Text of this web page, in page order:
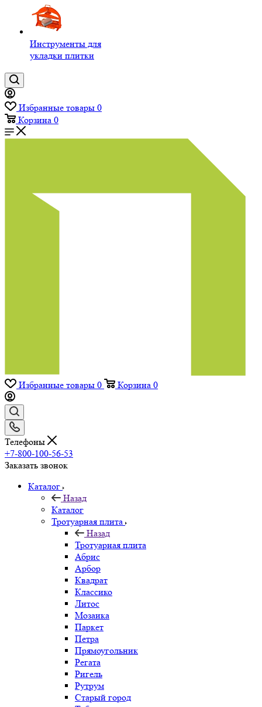
Инструменты для
укладки плитки
Избранные товары 0
Корзина 0
Избранные товары 0 Корзина 0
Телефоны
+7-800-100-56-53
Заказать звонок
Каталог
Назад
Каталог
Тротуарная плита
Назад
Тротуарная плита
Абрис
Арбор
Квадрат
Классико
Литос
Мозаика
Паркет
Петра
Прямоугольник
Регата
Ригель
Рутрум
Старый город